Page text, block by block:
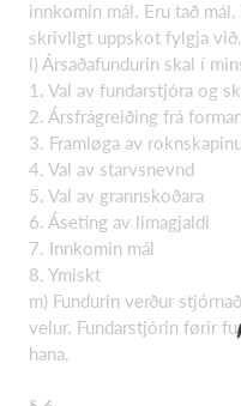
innkomin mál. Eru tað
skrivligt uppskot fylgja við.
l) Ársaðafundurin skal í
1. Val av fundarstjóra og
2. Ársfrágreiðing frá
3. Framløga av
4. Val av starvsnevnd
5. Val av grannskoðara
6. Áseting av limagjaldi
7. Innkomin mál
8. Ymiskt
m) Fundurin verður
velur. Fundarstjórin førir
hana.